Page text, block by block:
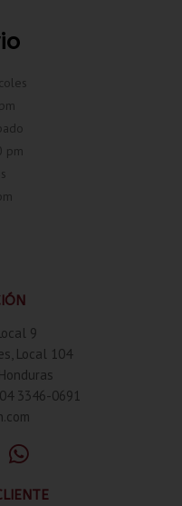
pm
9
Local 104
3346-0691